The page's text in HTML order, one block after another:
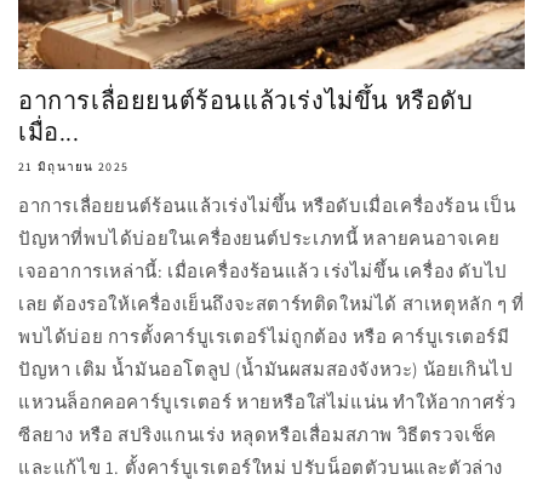
อาการเลื่อยยนต์ร้อนแล้วเร่งไม่ขึ้น หรือดับ
เมื่อ...
21 มิถุนายน 2025
อาการเลื่อยยนต์ร้อนแล้วเร่งไม่ขึ้น หรือดับเมื่อเครื่องร้อน เป็น
ปัญหาที่พบได้บ่อยในเครื่องยนต์ประเภทนี้ หลายคนอาจเคย
เจออาการเหล่านี้: เมื่อเครื่องร้อนแล้ว เร่งไม่ขึ้น เครื่อง ดับไป
เลย ต้องรอให้เครื่องเย็นถึงจะสตาร์ทติดใหม่ได้ สาเหตุหลัก ๆ ที่
พบได้บ่อย การตั้งคาร์บูเรเตอร์ไม่ถูกต้อง หรือ คาร์บูเรเตอร์มี
ปัญหา เติม น้ำมันออโตลูป (น้ำมันผสมสองจังหวะ) น้อยเกินไป
แหวนล็อกคอคาร์บูเรเตอร์ หายหรือใส่ไม่แน่น ทำให้อากาศรั่ว
ซีลยาง หรือ สปริงแกนเร่ง หลุดหรือเสื่อมสภาพ วิธีตรวจเช็ค
และแก้ไข 1. ตั้งคาร์บูเรเตอร์ใหม่ ปรับน็อตตัวบนและตัวล่าง